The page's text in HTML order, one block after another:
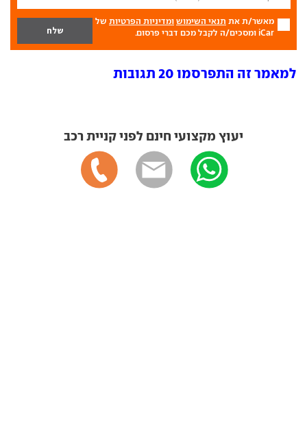
מאשר/ת את תנאי השימוש ומדיניות הפרטיות של
iCar ומסכים/ה לקבל מכם דברי פרסום.
למאמר זה התפרסמו 20 תגובות
יעוץ מקצועי חינם לפני קניית רכב